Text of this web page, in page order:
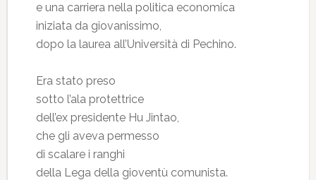
e una carriera nella politica economica
iniziata da giovanissimo,
dopo la laurea all’Università di Pechino.
Era stato preso
sotto l’ala protettrice
dell’ex presidente Hu Jintao,
che gli aveva permesso
di scalare i ranghi
della Lega della gioventù comunista.